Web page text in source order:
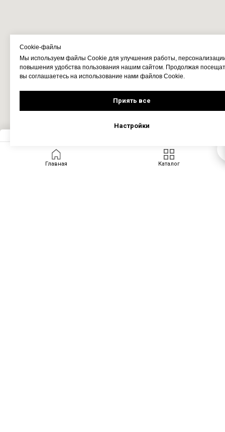
Cookie-файлы
Мы используем файлы Cookie для улучшения работы,
повышения удобства пользования нашим сайтом. Продолжая
вы соглашаетесь на использование нами файлов Cookie.
Приять все
Настройки
Главная Каталог